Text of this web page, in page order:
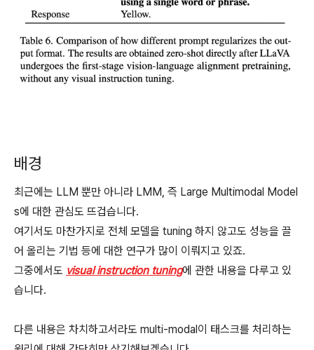
배경
최근에는 LLM 뿐만 아니라 LMM, 즉 Large Multimodal Model
s에 대한 관심도 뜨겁습니다.
여기서도 마찬가지로 전체 모델을 tuning 하지 않고도 성능을 끌
어 올리는 기법 등에 대한 연구가 많이 이뤄지고 있죠.
그중에서도 visual instruction tuning에 관한 내용을 다루고 있
습니다.
다른 내용은 차치하고서라도 multi-modal이 태스크를 처리하는